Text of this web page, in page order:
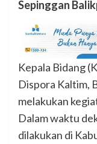
Sepinggan
Kepala Bidang
Dispora Kaltim,
melakukan
Dalam waktu
dilakukan di